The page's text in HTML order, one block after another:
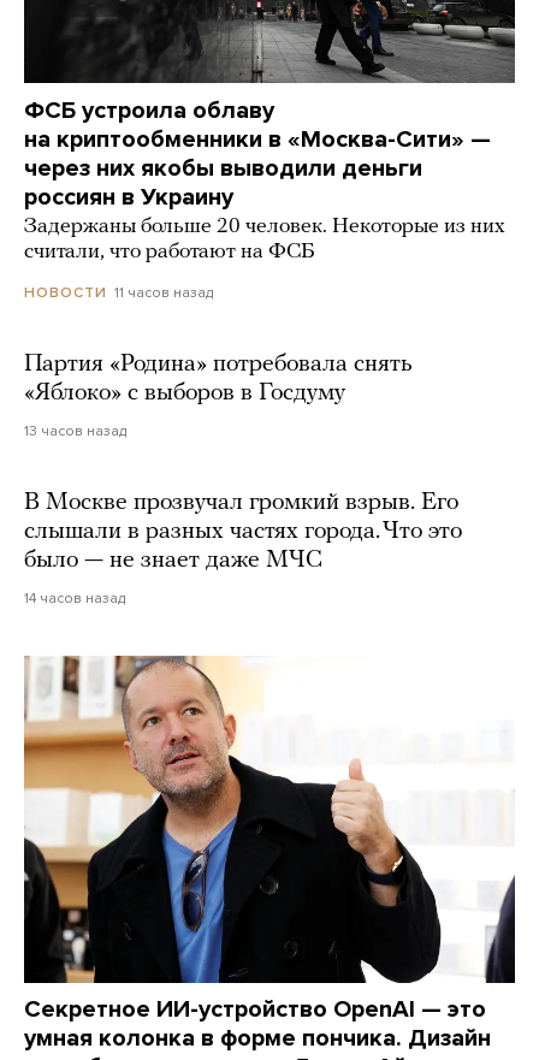
ФСБ устроила облаву
на криптообменники в «Москва-Сити» —
через них якобы выводили деньги
россиян в Украину
Задержаны больше 20 человек. Некоторые из них
считали, что работают на ФСБ
НОВОСТИ 11 часов назад
Партия «Родина» потребовала снять
«Яблоко» с выборов в Госдуму
13 часов назад
В Москве прозвучал громкий взрыв. Его
слышали в разных частях города. Что это
было — не знает даже МЧС
14 часов назад
Секретное ИИ-устройство OpenAI — это
умная колонка в форме пончика. Дизайн